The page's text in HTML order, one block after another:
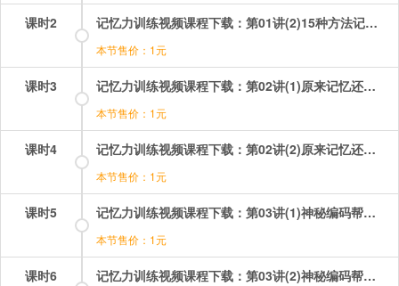
课时2 记忆力训练视频课程下载：第01讲(2)15种方法记忆56个民族让你脑洞大开 第2段.mp4
本节售价：1元
课时3 记忆力训练视频课程下载：第02讲(1)原来记忆还得讲策略 第1段.mp4
本节售价：1元
课时4 记忆力训练视频课程下载：第02讲(2)原来记忆还得讲策略 第2段.mp4
本节售价：1元
课时5 记忆力训练视频课程下载：第03讲(1)神秘编码帮你轻松记数字 第1段.mp4
本节售价：1元
课时6 记忆力训练视频课程下载：第03讲(2)神秘编码帮你轻松记数字 第2段.mp4